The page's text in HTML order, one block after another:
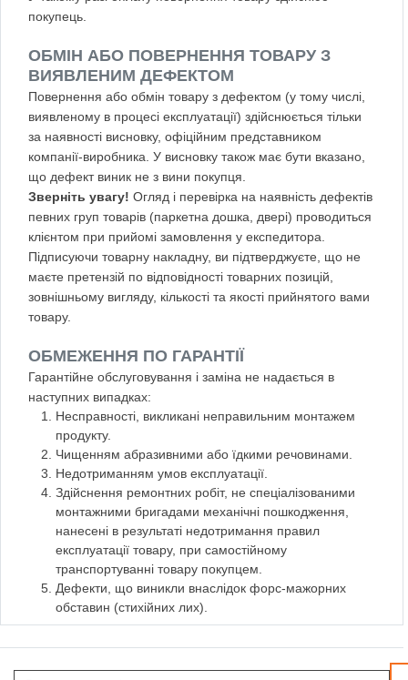
покупець.
ОБМІН АБО ПОВЕРНЕННЯ ТОВАРУ З
ВИЯВЛЕНИМ ДЕФЕКТОМ
Повернення або обмін товару з дефектом (у тому числі,
виявленому в процесі експлуатації) здійснюється тільки
за наявності висновку, офіційним представником
компанії-виробника. У висновку також має бути вказано,
що дефект виник не з вини покупця.
Зверніть увагу! Огляд і перевірка на наявність дефектів
певних груп товарів (паркетна дошка, двері) проводиться
клієнтом при прийомі замовлення у експедитора.
Підписуючи товарну накладну, ви підтверджуєте, що не
маєте претензій по відповідності товарних позицій,
зовнішньому вигляду, кількості та якості прийнятого вами
товару.
ОБМЕЖЕННЯ ПО ГАРАНТІЇ
Гарантійне обслуговування і заміна не надається в
наступних випадках:
Несправності, викликані неправильним монтажем
продукту.
Чищенням абразивними або їдкими речовинами.
Недотриманням умов експлуатації.
Здійснення ремонтних робіт, не спеціалізованими
монтажними бригадами механічні пошкодження,
нанесені в результаті недотримання правил
експлуатації товару, при самостійному
транспортуванні товару покупцем.
Дефекти, що виникли внаслідок форс-мажорних
обставин (стихійних лих).